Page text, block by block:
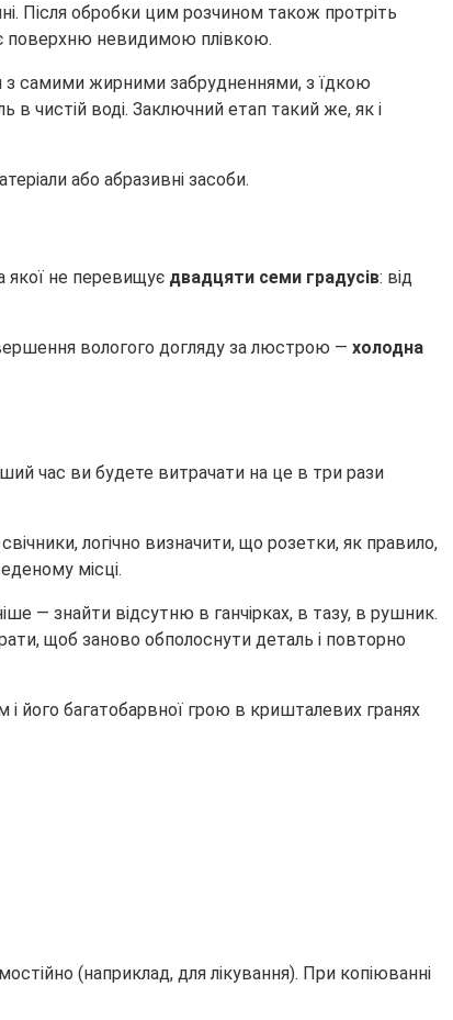
Після обробки цим розчином також протріть
поверхню невидимою плівкою.
з самими жирними забрудненнями, з їдкою
чистій воді. Заключний етап такий же, як і
або абразивні засоби.
якої не перевищує двадцяти семи градусів: від
вологого догляду за люстрою — холодна
час ви будете витрачати на це в три рази
логічно визначити, що розетки, як правило,
місці.
— знайти відсутню в ганчірках, в тазу, в рушник.
щоб заново обполоснути деталь і повторно
його багатобарвної грою в кришталевих гранях
(наприклад, для лікування). При копіюванні